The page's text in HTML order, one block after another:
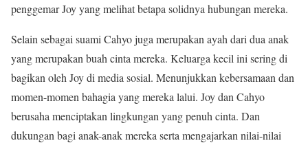
penggemar Joy yang melihat betapa solidnya hubungan mereka.
Selain sebagai suami Cahyo juga merupakan ayah dari dua anak
yang merupakan buah cinta mereka. Keluarga kecil ini sering di
bagikan oleh Joy di media sosial. Menunjukkan kebersamaan dan
momen-momen bahagia yang mereka lalui. Joy dan Cahyo
berusaha menciptakan lingkungan yang penuh cinta. Dan
dukungan bagi anak-anak mereka serta mengajarkan nilai-nilai